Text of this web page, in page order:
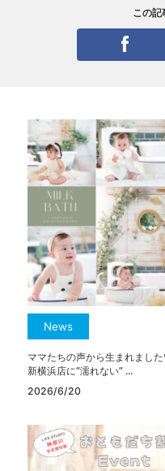
この記
News
ママたちの声から生まれまし
新横浜店に“濡れない” ...
2026/6/20